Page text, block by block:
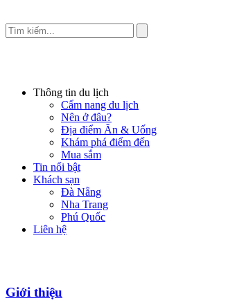
Thông tin du lịch
Cẩm nang du lịch
Nên ở đâu?
Địa điểm Ăn & Uống
Khám phá điểm đến
Mua sắm
Tin nổi bật
Khách sạn
Đà Nẵng
Nha Trang
Phú Quốc
Liên hệ
Giới thiệu